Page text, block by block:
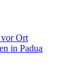
vor Ort
in Padua